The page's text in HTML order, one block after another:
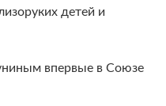
детей и
впервые в Союзе